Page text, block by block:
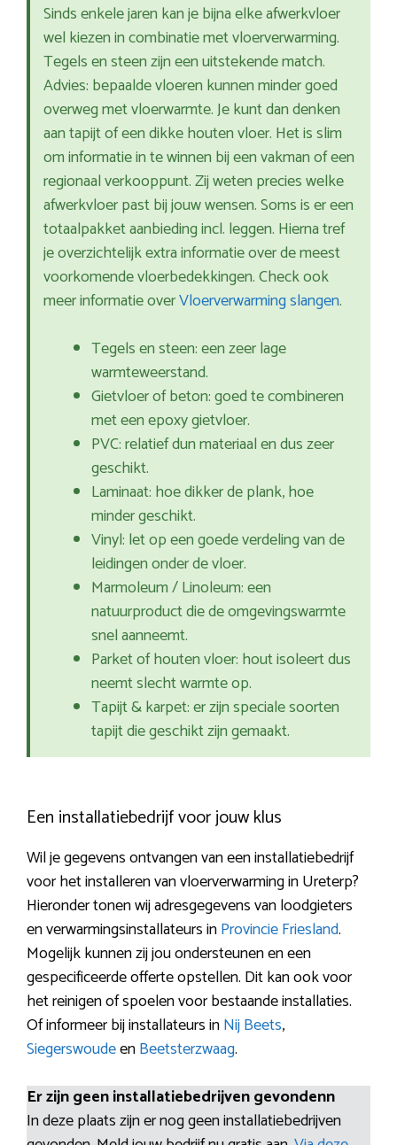
Sinds enkele jaren kan je bijna elke afwerkvloer
wel kiezen in combinatie met vloerverwarming.
Tegels en steen zijn een uitstekende match.
Advies: bepaalde vloeren kunnen minder goed
overweg met vloerwarmte. Je kunt dan denken
aan tapijt of een dikke houten vloer. Het is slim
om informatie in te winnen bij een vakman of een
regionaal verkooppunt. Zij weten precies welke
afwerkvloer past bij jouw wensen. Soms is er een
totaalpakket aanbieding incl. leggen. Hierna tref
je overzichtelijk extra informatie over de meest
voorkomende vloerbedekkingen. Check ook
meer informatie overVloerverwarming slangen.
Tegels en steen: een zeer lage
warmteweerstand.
Gietvloer of beton: goed te combineren
met een epoxy gietvloer.
PVC: relatief dun materiaal en dus zeer
geschikt.
Laminaat: hoe dikker de plank, hoe
minder geschikt.
Vinyl: let op een goede verdeling van de
leidingen onder de vloer.
Marmoleum / Linoleum: een
natuurproduct die de omgevingswarmte
snel aanneemt.
Parket of houten vloer: hout isoleert dus
neemt slecht warmte op.
Tapijt & karpet: er zijn speciale soorten
tapijt die geschikt zijn gemaakt.
Een installatiebedrijf voor jouw klus
Wil je gegevens ontvangen van een installatiebedrijf
voor het installeren van vloerverwarming in Ureterp?
Hieronder tonen wij adresgegevens van loodgieters
en verwarmingsinstallateurs inProvincie Friesland.
Mogelijk kunnen zij jou ondersteunen en een
gespecificeerde offerte opstellen. Dit kan ook voor
het reinigen of spoelen voor bestaande installaties.
Of informeer bij installateurs inNij Beets,
SiegerswoudeenBeetsterzwaag.
Er zijn geen installatiebedrijven gevondenn
In deze plaats zijn er nog geen installatiebedrijven